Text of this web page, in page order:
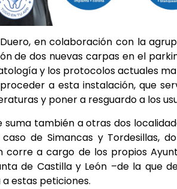
en colaboración con la
de dos nuevas carpas en el
y los protocolos actuales
a esta instalación, que
y poner a resguardo a los
suma también a otras dos
de Simancas y Tordesillas,
corre a cargo de los propios
de Castilla y León –de la que
estas peticiones.